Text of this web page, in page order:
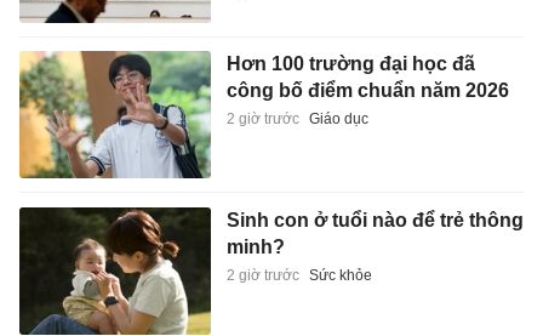
Hơn 100 trường đại học đã
công bố điểm chuẩn năm 2026
2 giờ trước Giáo dục
Sinh con ở tuổi nào để trẻ thông
minh?
2 giờ trước Sức khỏe